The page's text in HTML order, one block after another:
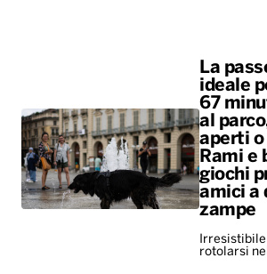
La
ideale
67
al
aperti o
Rami e
giochi
amici a
zampe
rotolarsi